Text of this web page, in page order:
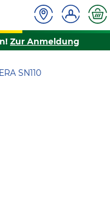
Zur Anmeldung
SN110